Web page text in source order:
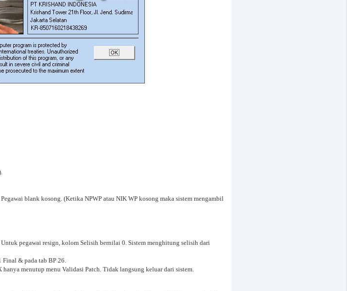
blank kosong. (Ketika NPWP atau NIK WP kosong maka sistem mengambil
pegawai resign, kolom Selisih bernilai 0. Sistem menghitung selisih dari
Final & pada tab BP 26.
menutup menu Validasi Patch. Tidak langsung keluar dari sistem.